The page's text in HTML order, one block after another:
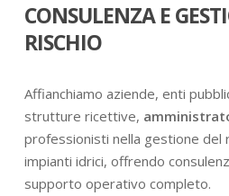
CONSULENZA E
RISCHIO
Affianchiamo aziende, enti
strutture ricettive,
professionisti nella gestione del
impianti idrici, offrendo
supporto operativo completo.